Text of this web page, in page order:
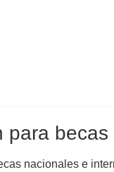
para becas
nacionales e